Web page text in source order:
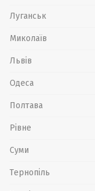
Луганськ
Миколаїв
Львів
Одеса
Полтава
Рівне
Суми
Тернопіль